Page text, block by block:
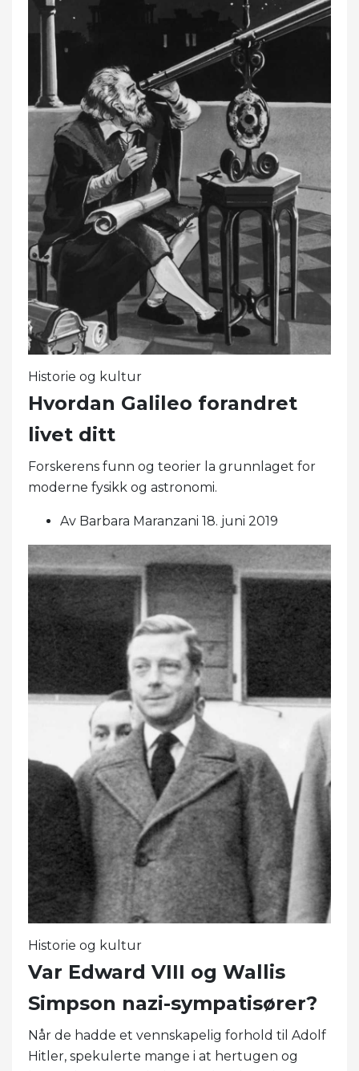
Historie og kultur
Hvordan Galileo forandret
livet ditt
Forskerens funn og teorier la grunnlaget for
moderne fysikk og astronomi.
Av Barbara Maranzani 18. juni 2019
Historie og kultur
Var Edward VIII og Wallis
Simpson nazi-sympatisører?
Når de hadde et vennskapelig forhold til Adolf
Hitler, spekulerte mange i at hertugen og